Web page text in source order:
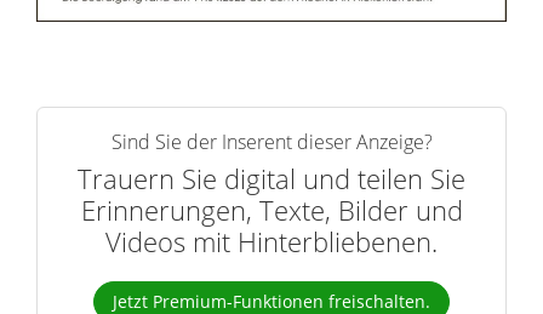
Sind Sie der Inserent dieser Anzeige?
Trauern Sie digital und teilen Sie
Erinnerungen, Texte, Bilder und
Videos mit Hinterbliebenen.
Jetzt Premium-Funktionen freischalten.